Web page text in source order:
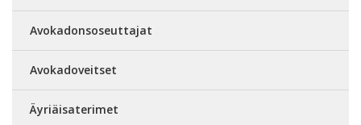
Avokadonsoseuttajat
Avokadoveitset
Äyriäisaterimet